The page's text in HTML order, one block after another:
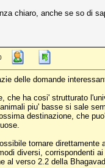
chiaro, anche se so di
delle domande
che ha cosi' strutturato
piu' basse si sale
destinazione, che
tornare
diversi, corrispondenti
al verso 2.2 della